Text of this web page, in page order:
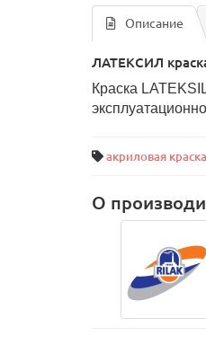
Описание
ЛАТЕКСИЛ
Краска
акриловая краска
О